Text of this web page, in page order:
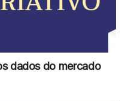
dados do mercado